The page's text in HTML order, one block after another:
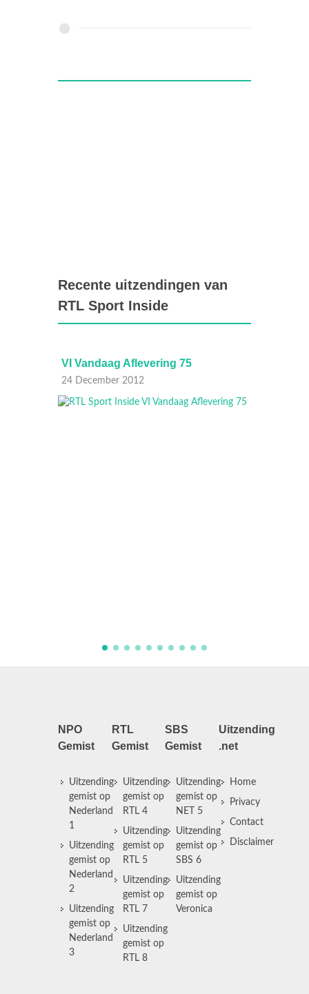
Recente uitzendingen van
RTL Sport Inside
VI Vandaag Aflevering 75
24 December 2012
NPO
Gemist
Uitzending
gemist op
Nederland
1
Uitzending
gemist op
Nederland
2
Uitzending
gemist op
Nederland
3
RTL
Gemist
Uitzending
gemist op
RTL 4
Uitzending
gemist op
RTL 5
Uitzending
gemist op
RTL 7
Uitzending
gemist op
RTL 8
SBS
Gemist
Uitzending
gemist op
NET 5
Uitzending
gemist op
SBS 6
Uitzending
gemist op
Veronica
Uitzending
.net
Home
Privacy
Contact
Disclaimer